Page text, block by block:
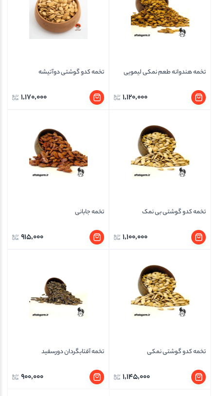
تخمه هندوانه طعم نمکی لیمویی
1,120,000
تخمه کدو گوشتی دوآتیشه
1,170,000
تخمه کدو گوشتی بی نمک
1,100,000
تخمه جابانی
915,000
تخمه کدو گوشتی نمکی
1,145,000
تخمه آفتابگردان دورسفید
900,000